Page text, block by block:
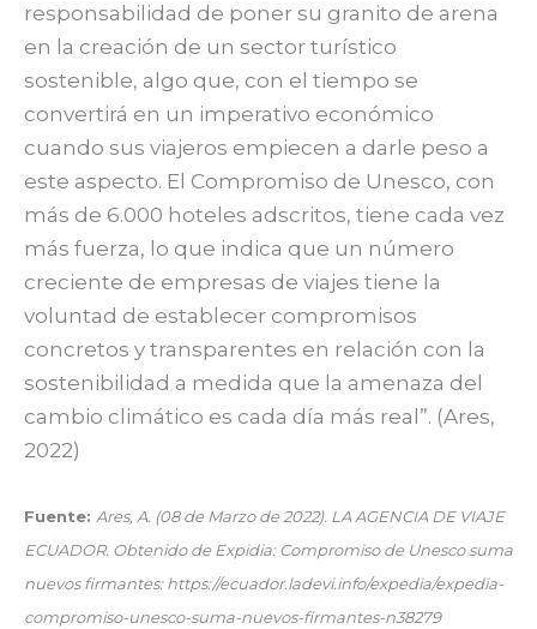
responsabilidad de poner su granito de arena
en la creación de un sector turístico
sostenible, algo que, con el tiempo se
convertirá en un imperativo económico
cuando sus viajeros empiecen a darle peso a
este aspecto. El Compromiso de Unesco, con
más de 6.000 hoteles adscritos, tiene cada vez
más fuerza, lo que indica que un número
creciente de empresas de viajes tiene la
voluntad de establecer compromisos
concretos y transparentes en relación con la
sostenibilidad a medida que la amenaza del
cambio climático es cada día más real”. (Ares,
2022)
Fuente: Ares, A. (08 de Marzo de 2022). LA AGENCIA DE VIAJE
ECUADOR. Obtenido de Expidia: Compromiso de Unesco suma
nuevos firmantes: https://ecuador.ladevi.info/expedia/expedia-
compromiso-unesco-suma-nuevos-firmantes-n38279